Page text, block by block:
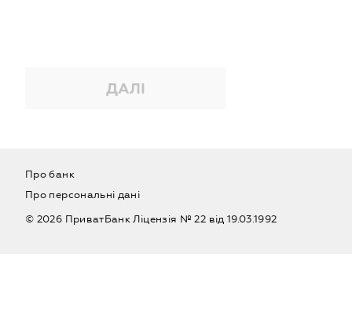
ДАЛІ
Про банк
Про персональні дані
© 2026 ПриватБанк Ліцензія № 22 від 19.03.1992